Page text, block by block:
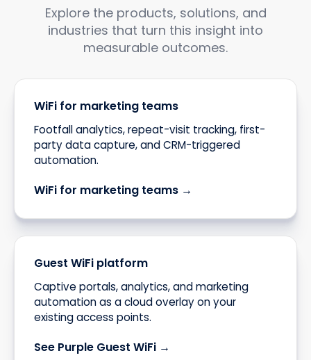
Explore the products, solutions, and
industries that turn this insight into
measurable outcomes.
WiFi for marketing teams
Footfall analytics, repeat-visit tracking, first-
party data capture, and CRM-triggered
automation.
WiFi for marketing teams →
Guest WiFi platform
Captive portals, analytics, and marketing
automation as a cloud overlay on your
existing access points.
See Purple Guest WiFi →